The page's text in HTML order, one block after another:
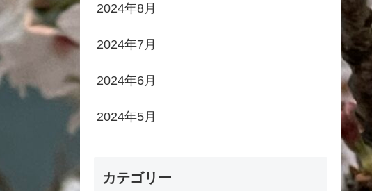
2024年8月
2024年7月
2024年6月
2024年5月
カテゴリー